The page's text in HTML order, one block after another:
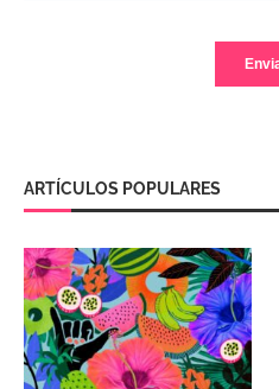
ARTÍCULOS POPULARES